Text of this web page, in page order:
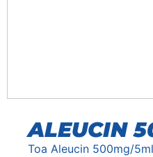
ALEUCIN
Toa Aleucin 500mg/5ml